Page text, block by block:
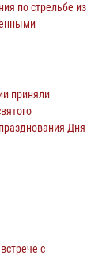
по стрельбе из
приняли
Дня
с